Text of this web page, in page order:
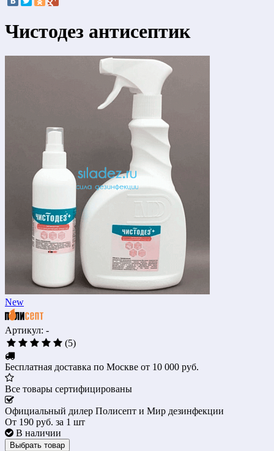
Чистодез антисептик
New
Артикул: -
(5)
Бесплатная доставка по Москве от 10 000 руб.
Все товары сертифицированы
Официальный дилер Полисепт и Мир дезинфекции
От 190 руб. за 1 шт
В наличии
Выбрать товар